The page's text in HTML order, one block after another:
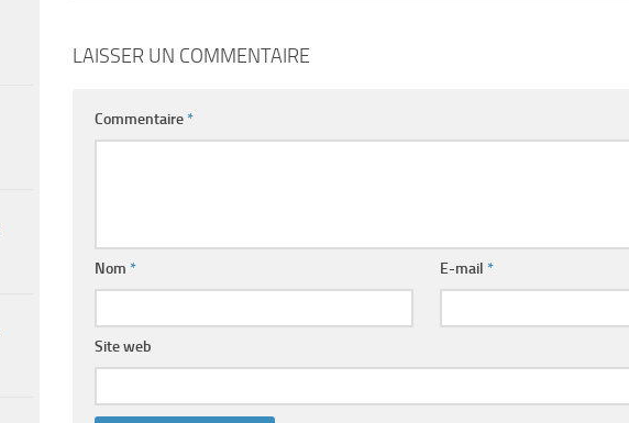
LAISSER UN COMMENTAIRE
Commentaire*
Nom * E-mail*
Site web